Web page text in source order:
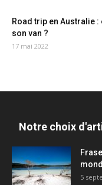
Road trip en Australie
son van ?
17 mai 2022
Notre choix
5